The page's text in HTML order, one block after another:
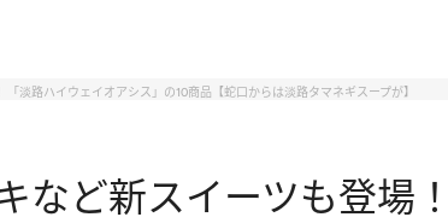
淡路ハイウェイオアシス」の10商品【蛇口からは淡路タマネギスープが】
など新スイーツも登場